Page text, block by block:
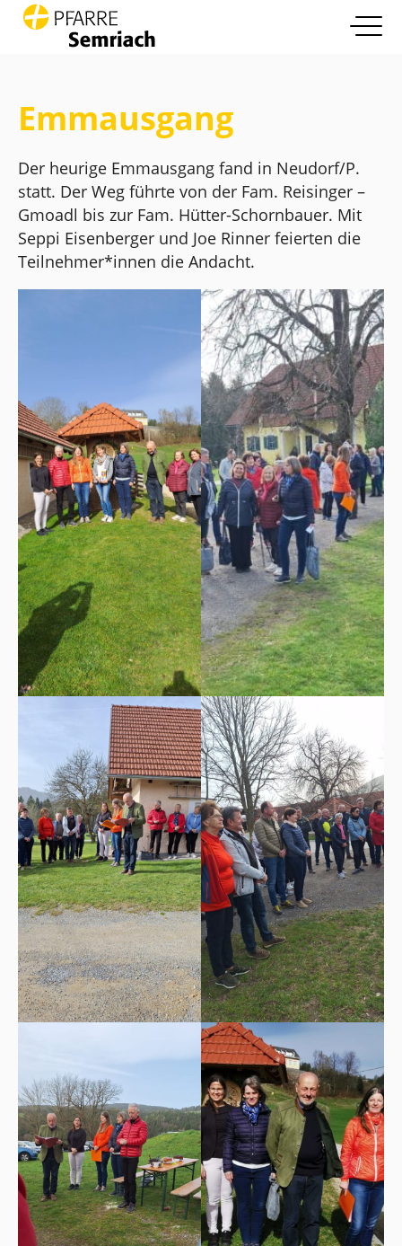
Pfarrleben
Glaube und Leben more
Die Pfarre more
Kontakt
Emmausgang
Der heurige Emmausgang fand in Neudorf/P.
statt. Der Weg führte von der Fam. Reisinger –
Gmoadl bis zur Fam. Hütter-Schornbauer. Mit
Seppi Eisenberger und Joe Rinner feierten die
Teilnehmer*innen die Andacht.